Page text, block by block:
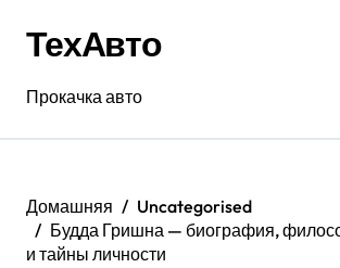
содержанию
ТехАвто
Прокачка авто
Домашняя
Uncategorised
Будда Гришна — биография,
и тайны личности